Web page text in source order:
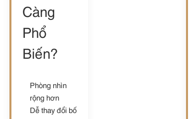
Càng
Phổ
Biến?
Phòng nhìn
rộng hơn
Dễ thay đổi bố